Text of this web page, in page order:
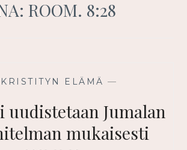
ROOM. 8:28
KRISTITYN ELÄMÄ —
uudistetaan Jumalan
mukaisesti